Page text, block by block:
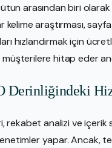
sütun arasından biri
kelime araştırması,
hızlandırmak için
hitap eder
Derinliğindeki
rekabet analizi ve
yapar. Ancak,